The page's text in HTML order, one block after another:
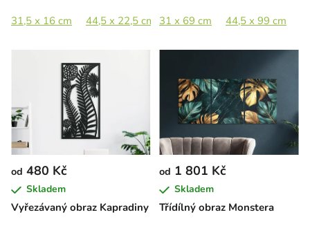
31,5 x 16 cm 44,5 x 22,5 cm 65 x 33 cm 89 x 45 cm
31 x 69 cm 44,5 x 99 cm
Vyřezávaný obraz Kapradiny
od 480 Kč
Skladem
Třídílný obraz Monstera
od 1 801 Kč
Skladem